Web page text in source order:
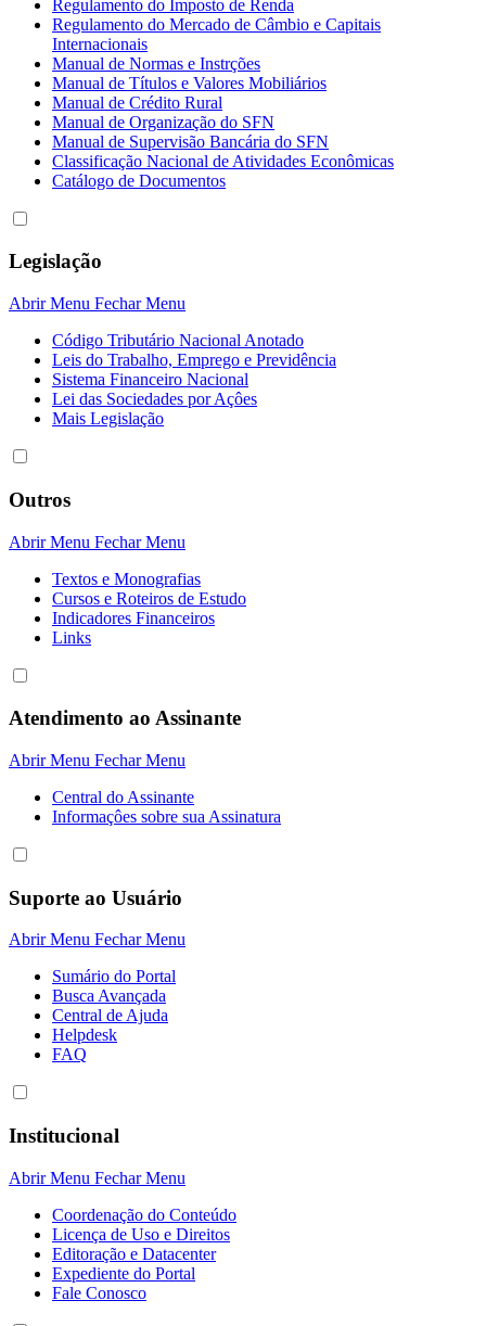
Regulamento do Imposto de Renda
Regulamento do Mercado de Câmbio e Capitais
Internacionais
Manual de Normas e Instrções
Manual de Títulos e Valores Mobiliários
Manual de Crédito Rural
Manual de Organização do SFN
Manual de Supervisão Bancária do SFN
Classificação Nacional de Atividades Econômicas
Catálogo de Documentos
Legislação
Abrir Menu Fechar Menu
Código Tributário Nacional Anotado
Leis do Trabalho, Emprego e Previdência
Sistema Financeiro Nacional
Lei das Sociedades por Açôes
Mais Legislação
Outros
Abrir Menu Fechar Menu
Textos e Monografias
Cursos e Roteiros de Estudo
Indicadores Financeiros
Links
Atendimento ao Assinante
Abrir Menu Fechar Menu
Central do Assinante
Informaçôes sobre sua Assinatura
Suporte ao Usuário
Abrir Menu Fechar Menu
Sumário do Portal
Busca Avançada
Central de Ajuda
Helpdesk
FAQ
Institucional
Abrir Menu Fechar Menu
Coordenação do Conteúdo
Licença de Uso e Direitos
Editoração e Datacenter
Expediente do Portal
Fale Conosco